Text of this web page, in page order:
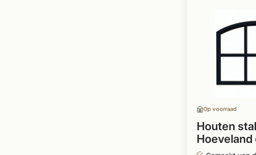
Op voorraad
Houten
HR++ glas